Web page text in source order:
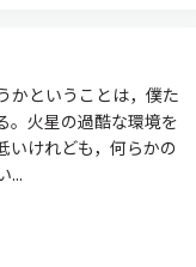
かということは，僕た
。火星の過酷な環境を
いけれども，何らかの
...